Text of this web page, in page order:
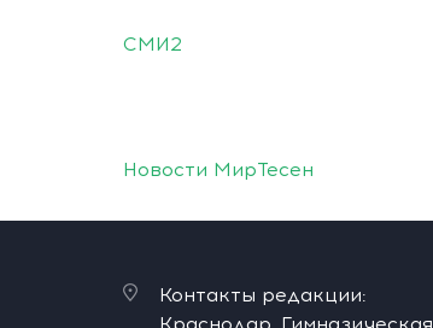
СМИ2
Новости МирТесен
Контакты редакции: